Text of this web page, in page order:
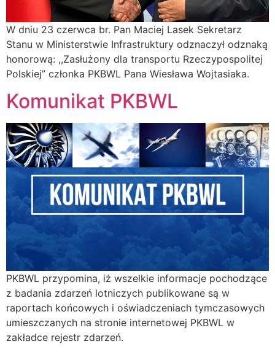
W dniu 23 czerwca br. Pan Maciej Lasek Sekretarz
Stanu w Ministerstwie Infrastruktury odznaczył odznaką
honorową: ,,Zasłużony dla transportu Rzeczypospolitej
Polskiej” członka PKBWL Pana Wiesława Wojtasiaka.
Komunikat PKBWL
PKBWL przypomina, iż wszelkie informacje pochodzące
z badania zdarzeń lotniczych publikowane są w
raportach końcowych i oświadczeniach tymczasowych
umieszczanych na stronie internetowej PKBWL w
zakładce rejestr zdarzeń.